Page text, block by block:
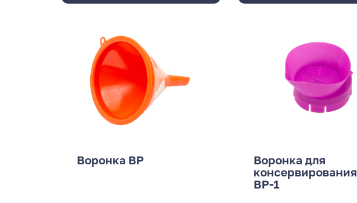
Воронка ВР
Воронка для
консервирования
ВР-1